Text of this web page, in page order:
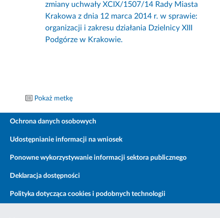
zmiany uchwały XCIX/1507/14 Rady Miasta
Krakowa z dnia 12 marca 2014 r. w sprawie:
organizacji i zakresu działania Dzielnicy XIII
Podgórze w Krakowie.
Pokaż metkę
Ochrona danych osobowych
Udostępnianie informacji na wniosek
Ponowne wykorzystywanie informacji sektora publicznego
Deklaracja dostępności
Polityka dotycząca cookies i podobnych technologii